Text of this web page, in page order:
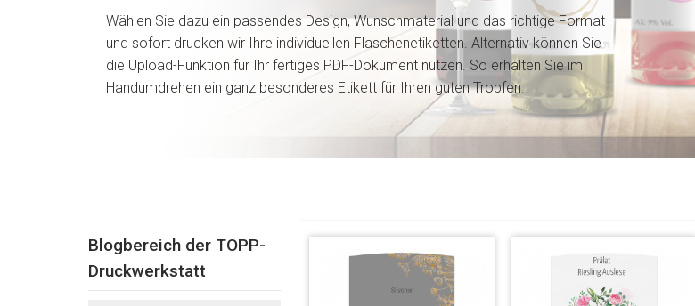
Wählen Sie dazu ein passendes Design, Wunschmaterial und das richtige Format
und sofort drucken wir Ihre individuellen Flaschenetiketten. Alternativ können Sie
die Upload-Funktion für Ihr fertiges PDF-Dokument nutzen. So erhalten Sie im
Handumdrehen ein ganz besonderes Etikett für Ihren guten Tropfen.
Blogbereich der TOPP-
Druckwerkstatt